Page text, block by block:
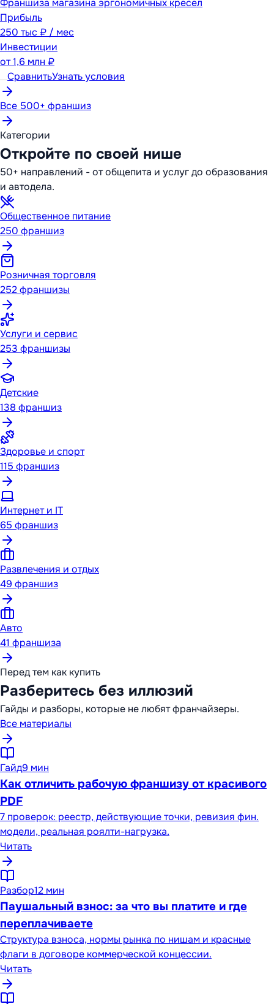
Франшиза магазина эргономичных кресел
Прибыль
250 тыс ₽ / мес
Инвестиции
от1,6 млн ₽
СравнитьУзнать условия
Все 500+ франшиз
Категории
Откройте по своей нише
50+ направлений - от общепита и услуг до образования
и автодела.
Общественное питание
250 франшиз
Розничная торговля
252франшизы
Услуги и сервис
253 франшизы
Детские
138 франшиз
Здоровье и спорт
115 франшиз
Интернет и IT
65 франшиз
Развлечения и отдых
49 франшиз
Авто
41 франшиза
Перед тем как купить
Разберитесь без иллюзий
Гайды и разборы, которые не любят франчайзеры.
Все материалы
Гайд9 мин
Как отличить рабочую франшизу от красивого
PDF
7 проверок: реестр, действующие точки, ревизия фин.
модели, реальная роялти-нагрузка.
Читать
Разбор12 мин
Паушальный взнос: за что вы платите и где
переплачиваете
Структура взноса, нормы рынка по нишам и красные
флаги в договоре коммерческой концессии.
Читать